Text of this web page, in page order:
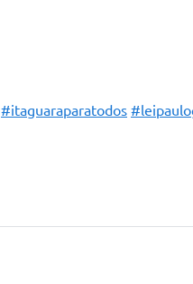
#itaguaraparatodos